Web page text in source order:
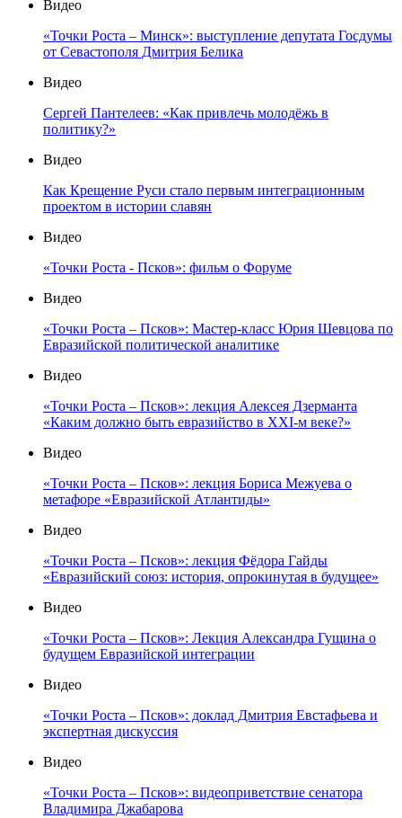
Видео
«Точки Роста – Минск»: выступление депутата Госдумы
от Севастополя Дмитрия Белика
Видео
Сергей Пантелеев: «Как привлечь молодёжь в
политику?»
Видео
Как Крещение Руси стало первым интеграционным
проектом в истории славян
Видео
«Точки Роста - Псков»: фильм о Форуме
Видео
«Точки Роста – Псков»: Мастер-класс Юрия Шевцова по
Евразийской политической аналитике
Видео
«Точки Роста – Псков»: лекция Алексея Дзерманта
«Каким должно быть евразийство в XXI-м веке?»
Видео
«Точки Роста – Псков»: лекция Бориса Межуева о
метафоре «Евразийской Атлантиды»
Видео
«Точки Роста – Псков»: лекция Фёдора Гайды
«Евразийский союз: история, опрокинутая в будущее»
Видео
«Точки Роста – Псков»: Лекция Александра Гущина о
будущем Евразийской интеграции
Видео
«Точки Роста – Псков»: доклад Дмитрия Евстафьева и
экспертная дискуссия
Видео
«Точки Роста – Псков»: видеоприветствие сенатора
Владимира Джабарова